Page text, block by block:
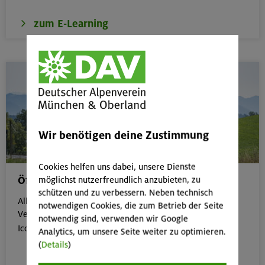
zum E-Learning
Öffentliche Anreise
Alle Veranstaltungen, die gut mit öffentlichen
Verkehrsmitteln erreichbar sind, erkennst du an dem
Icon:

Wir benötigen deine Zustimmung
Cookies helfen uns dabei, unsere Dienste
möglichst nutzerfreundlich anzubieten, zu
schützen und zu verbessern. Neben technisch
notwendigen Cookies, die zum Betrieb der Seite
notwendig sind, verwenden wir Google
Analytics, um unsere Seite weiter zu optimieren.
(Details)